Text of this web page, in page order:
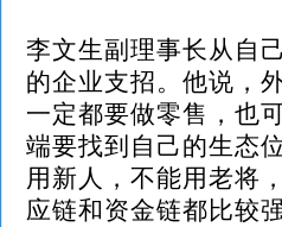
李文生副理事长从自
的企业支招。他说，
一定都要做零售，也
端要找到自己的生态
用新人，不能用老将
应链和资金链都比较